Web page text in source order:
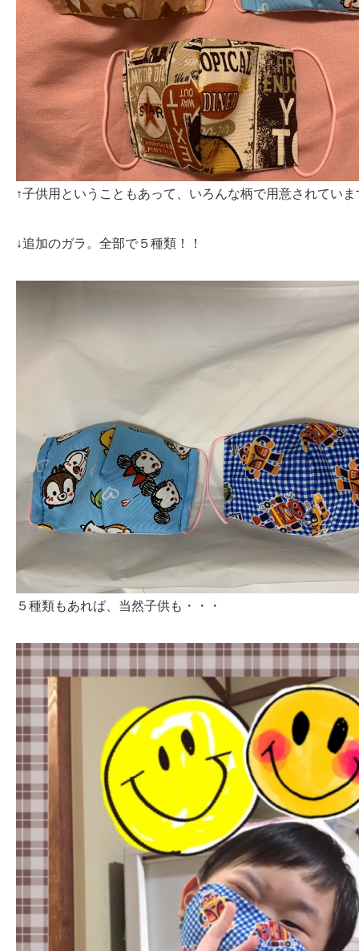
↑子供用ということもあって、いろんな柄で用意されていま
↓追加のガラ。全部で５種類！！
５種類もあれば、当然子供も・・・